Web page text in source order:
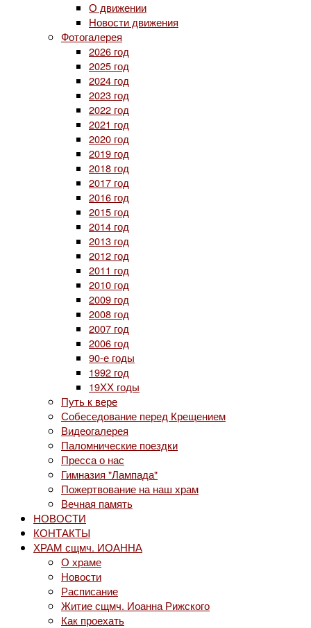
О движении
Новости движения
Фотогалерея
2026 год
2025 год
2024 год
2023 год
2022 год
2021 год
2020 год
2019 год
2018 год
2017 год
2016 год
2015 год
2014 год
2013 год
2012 год
2011 год
2010 год
2009 год
2008 год
2007 год
2006 год
90-е годы
1992 год
19ХХ годы
Путь к вере
Собеседование перед Крещением
Видеогалерея
Паломнические поездки
Пресса о нас
Гимназия "Лампада"
Пожертвование на наш храм
Вечная память
НОВОСТИ
КОНТАКТЫ
ХРАМ сщмч. ИОАННА
О храме
Новости
Расписание
Житие сщмч. Иоанна Рижского
Как проехать